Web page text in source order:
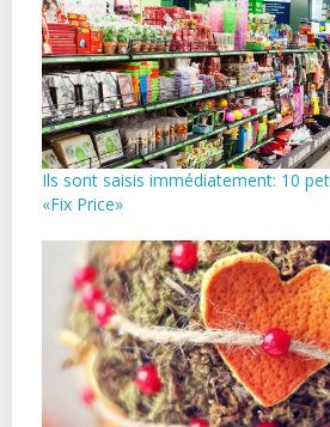
Ils sont saisis immédiatement: 10
«Fix Price»